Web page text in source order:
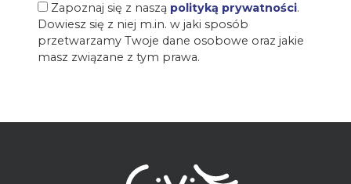
Zapoznaj się z naszą polityką prywatności.
Dowiesz się z niej m.in. w jaki sposób
przetwarzamy Twoje dane osobowe oraz jakie
masz związane z tym prawa.